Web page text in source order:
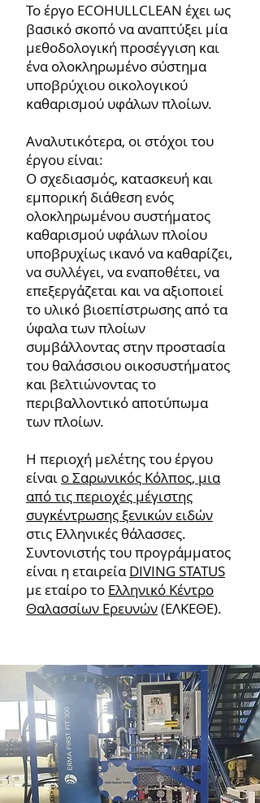
Το έργο ECOHULLCLEAN έχει ως
βασικό σκοπό να αναπτύξει μία
μεθοδολογική προσέγγιση και
ένα ολοκληρωμένο σύστημα
υποβρύχιου οικολογικού
καθαρισμού υφάλων πλοίων.
Αναλυτικότερα, οι στόχοι του
έργου είναι:
Ο σχεδιασμός, κατασκευή και
εμπορική διάθεση ενός
ολοκληρωμένου συστήματος
καθαρισμού υφάλων πλοίου
υποβρυχίως ικανό να καθαρίζει,
να συλλέγει, να εναποθέτει, να
επεξεργάζεται και να αξιοποιεί
το υλικό βιοεπίστρωσης από τα
ύφαλα των πλοίων
συμβάλλοντας στην προστασία
του θαλάσσιου οικοσυστήματος
και βελτιώνοντας το
περιβαλλοντικό αποτύπωμα
των πλοίων.
Η περιοχή μελέτης του έργου
είναι ο Σαρωνικός Κόλπος, μια
από τις περιοχές μέγιστης
συγκέντρωσης ξενικών ειδών
στις Ελληνικές θάλασσες.
Συντονιστής του προγράμματος
είναι η εταιρείαDIVING STATUS
με εταίρο το Ελληνικό Κέντρο
Θαλασσίων Ερευνών(ΕΛΚΕΘΕ).